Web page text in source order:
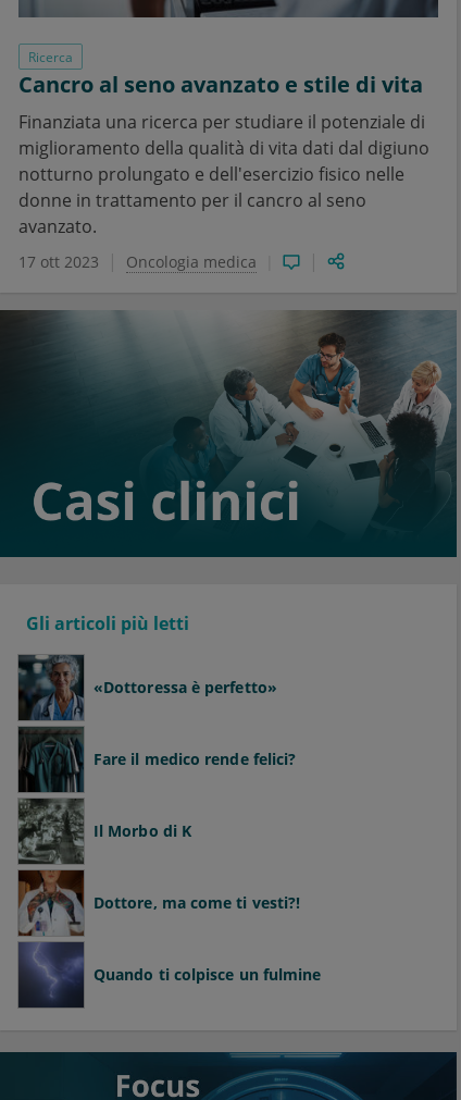
Ricerca
Cancro al seno avanzato e stile di vita
Finanziata una ricerca per studiare il potenziale di
miglioramento della qualità di vita dati dal digiuno
notturno prolungato e dell'esercizio fisico nelle
donne in trattamento per il cancro al seno
avanzato.
17 ott 2023 Oncologia medica
Gli articoli più letti
«Dottoressa è perfetto»
Fare il medico rende felici?
Il Morbo di K
Dottore, ma come ti vesti?!
Quando ti colpisce un fulmine